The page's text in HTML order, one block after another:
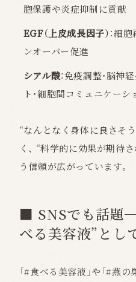
胞保護や炎症抑制に貢献
EGF（上皮成長因子）：細
ンオーバー促進
シアル酸：免疫調整・脳神
ト・細胞間コミュニケーシ
“なんとなく身体に良さそ
く、 “科学的に効果が期待
う信頼が広がっています。
■ SNSでも話題
べる美容液”とし
「#食べる美容液」や「#燕の